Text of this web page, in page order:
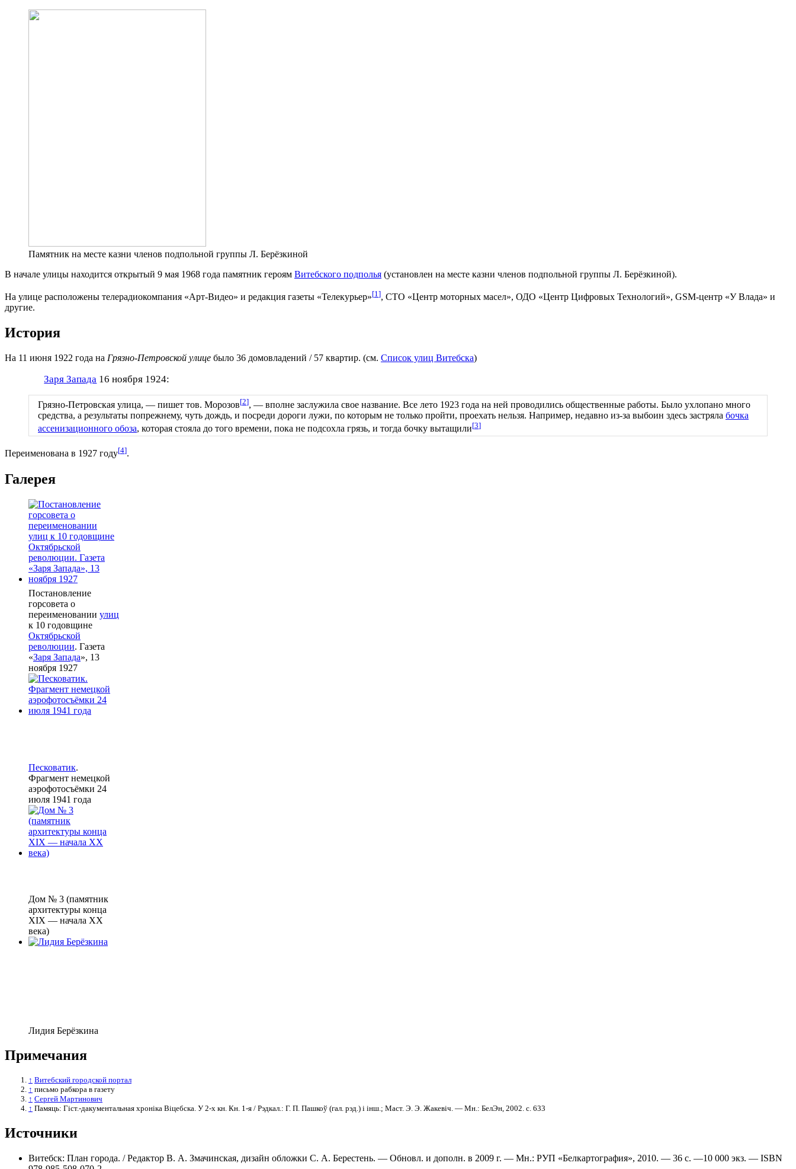
Памятник на месте казни членов подпольной группы Л. Берёзкиной
В начале улицы находится открытый 9 мая 1968 года памятник героям Витебского подполья (установлен на месте казни членов подпольной группы Л. Берёзкиной).
На улице расположены телерадиокомпания «Арт-Видео» и редакция газеты «Телекурьер»[1 ], СТО «Центр моторных масел», ОДО «Центр Цифровых Технологий», GSM-центр «У Влада» и
другие.
История
На 11 июня 1922 года на Грязно-Петровской улице было 36 домовладений / 57 квартир. (см. Список улиц Витебска)
Заря Запада 16 ноября 1924:
Грязно-Петровская улица, — пишет тов. Морозов[2], — вполне заслужила свое название. Все лето 1923 года на ней проводились общественные работы. Было ухлопано много
средства, а результаты попрежнему, чуть дождь, и посреди дороги лужи, по которым не только пройти, проехать нельзя. Например, недавно из-за выбоин здесь застряла бочка
ассенизационного обоза, которая стояла до того времени, пока не подсохла грязь, и тогда бочку вытащили[3]
Переименована в 1927 году[4].
Галерея
Постановление
горсовета о
переименовании улиц
к 10 годовщине
Октябрьской
революции. Газета
«Заря Запада», 13
ноября 1927
Песковатик.
Фрагмент немецкой
аэрофотосъёмки 24
июля 1941 года
Дом № 3 (памятник
архитектуры конца
XIX — начала XX
века)
Лидия Берёзкина
Примечания
↑ Витебский городской портал
↑ письмо рабкора в газету
↑ Сергей Мартинович
↑ Памяць: Гіст.-дакументальная хроніка Віцебска. У 2-х кн. Кн. 1-я / Рэдкал.: Г. П. Пашкоў (гал. рэд.) і інш.; Маст. Э. Э. Жакевіч. — Мн.: БелЭн, 2002. с. 633
Источники
Витебск: План города. / Редактор В. А. Змачинская, дизайн обложки С. А. Берестень. — Обновл. и дополн. в 2009 г. — Мн.: РУП «Белкартография», 2010. — 36 с. —10 000 экз. — ISBN